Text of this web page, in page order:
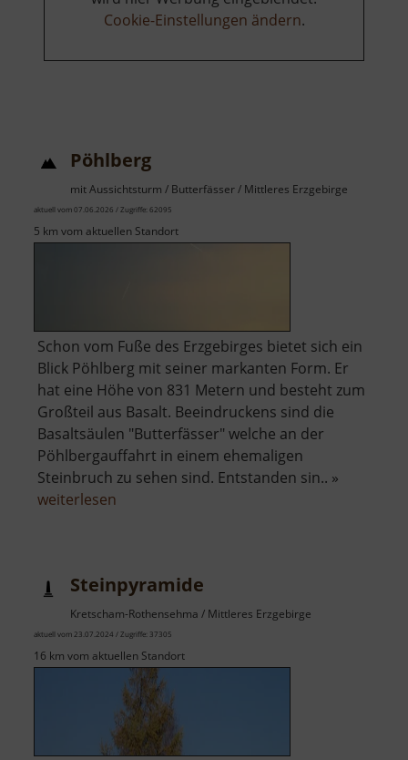
Cookie-Einstellungen ändern.
Pöhlberg
mit Aussichtsturm / Butterfässer / Mittleres Erzgebirge
aktuell vom 07.06.2026 / Zugriffe: 62095
5 km vom aktuellen Standort
Schon vom Fuße des Erzgebirges bietet sich ein
Blick Pöhlberg mit seiner markanten Form. Er
hat eine Höhe von 831 Metern und besteht zum
Großteil aus Basalt. Beeindruckens sind die
Basaltsäulen "Butterfässer" welche an der
Pöhlbergauffahrt in einem ehemaligen
Steinbruch zu sehen sind. Entstanden sin.. »
weiterlesen
Steinpyramide
Kretscham-Rothensehma / Mittleres Erzgebirge
aktuell vom 23.07.2024 / Zugriffe: 37305
16 km vom aktuellen Standort